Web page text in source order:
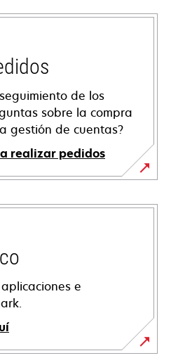
de los
sobre la compra
gestión de cuentas?
realizar pedidos
e